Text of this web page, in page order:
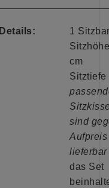
Details:
1
cm
Sitztiefe
sind
Aufpreis
lieferbar
das Set